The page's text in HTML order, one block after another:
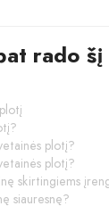
rado šį
plotį?
plotį?
skirtingiems
siauresnę?